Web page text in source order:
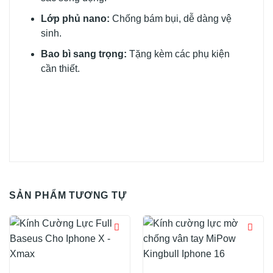
Lớp phủ nano: Chống bám bụi, dễ dàng vệ
sinh.
Bao bì sang trọng: Tặng kèm các phụ kiện
cần thiết.
SẢN PHẨM TƯƠNG TỰ